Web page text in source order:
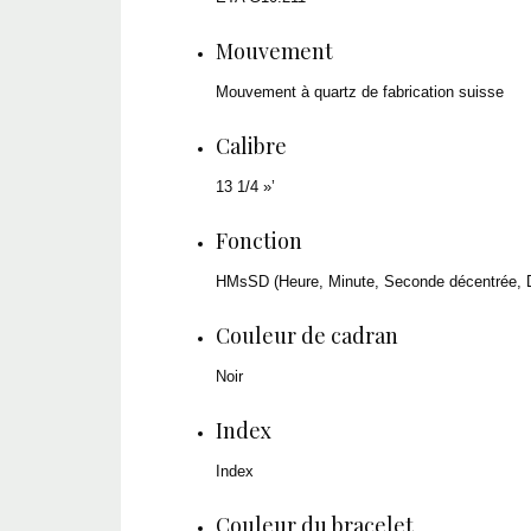
Mouvement
Mouvement à quartz de fabrication suisse
Calibre
13 1/4 »’
Fonction
HMsSD (Heure, Minute, Seconde décentrée,
Couleur de cadran
Noir
Index
Index
Couleur du bracelet